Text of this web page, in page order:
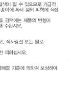
색이 될 수 있으므로 가급적
이에 싸서 넣되 피혁에 직접
경우에는 제품의 변형이
주십시오.
. 직사광선 또는 불로
결 기준에 의하여 보상하여